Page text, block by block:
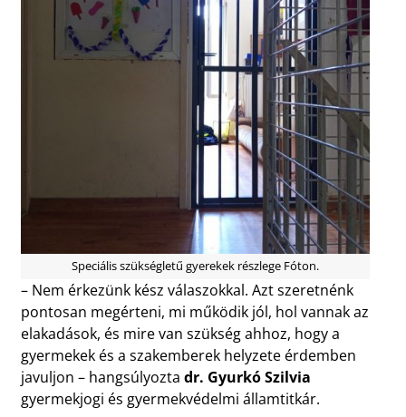
Speciális szükségletű gyerekek részlege Fóton.
– Nem érkezünk kész válaszokkal. Azt szeretnénk
pontosan megérteni, mi működik jól, hol vannak az
elakadások, és mire van szükség ahhoz, hogy a
gyermekek és a szakemberek helyzete érdemben
javuljon – hangsúlyozta dr. Gyurkó Szilvia
gyermekjogi és gyermekvédelmi államtitkár.